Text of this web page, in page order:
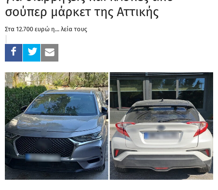
σούπερ μάρκετ της Αττικής
Στα 12.700 ευρώ η... λεία τους